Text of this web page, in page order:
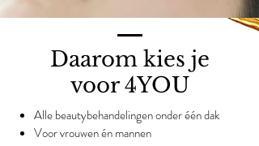
Daarom kies je
voor 4YOU
Alle beautybehandelingen onder één dak
Voor vrouwen én mannen